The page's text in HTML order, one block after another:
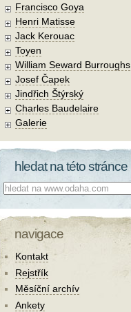
Francisco Goya
Henri Matisse
Jack Kerouac
Toyen
William Seward Burroughs
Josef Čapek
Jindřich Štýrský
Charles Baudelaire
Galerie
hledat na této stránce
Co hledat:
navigace
Kontakt
Rejstřík
Měsíční archív
Ankety